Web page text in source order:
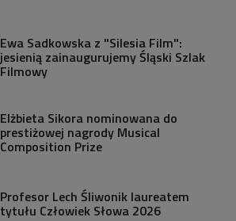
Ewa Sadkowska z "Silesia Film":
jesienią zainaugurujemy Śląski Szlak
Filmowy
Elżbieta Sikora nominowana do
prestiżowej nagrody Musical
Composition Prize
Profesor Lech Śliwonik laureatem
tytułu Człowiek Słowa 2026